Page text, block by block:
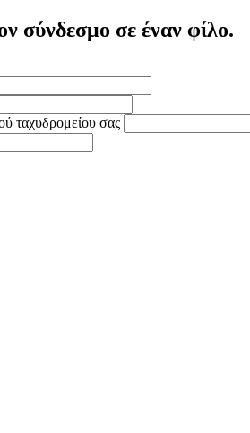
σύνδεσμο σε έναν φίλο.
ταχυδρομείου σας